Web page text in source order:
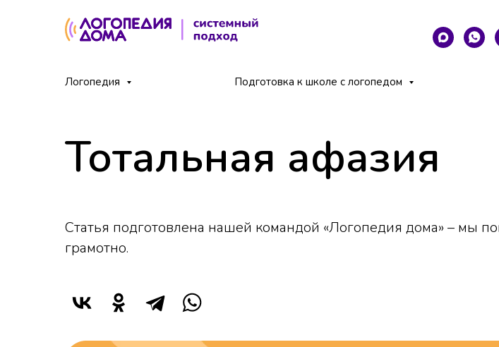
Логопедия Подготовка к школе с логопедом
Главная / Блог Тотальная афазия
Тотальная афазия
Статья подготовлена нашей командой «Логопедия дома» – мы
грамотно.